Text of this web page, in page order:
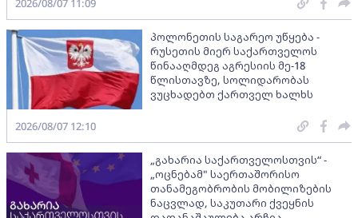
2026/08/07 11:09
პოლონეთის საგარეო უწყება -
რუსეთის მიერ საქართველოს
წინააღმდეგ აგრესიის მე-18
წლისთავზე, სოლიდარობას
ვუცხადებთ ქართველ ხალხს
2026/08/07 12:10
„გახარია საქართველოსთვის“ -
„ოცნებამ" საერთაშორისო
თანამეგობრობის მობილიზების
ნაცვლად, საკუთარი ქვეყნის